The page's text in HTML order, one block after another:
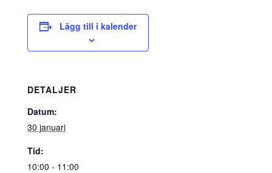
Lägg till i kalender
DETALJER
Datum:
30 januari
Tid:
10:00 - 11:00